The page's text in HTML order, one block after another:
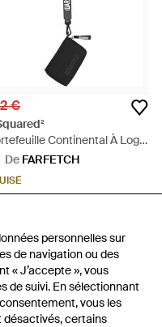
personnelles sur
de navigation ou des
« J’accepte », vous
de suivi. En sélectionnant
vous les
désactivés, certains
personnelles sur
de navigation ou des
« J’accepte », vous
de suivi. En sélectionnant
vous les
désactivés, certains
€
Continental À Logo
De FARFETCH